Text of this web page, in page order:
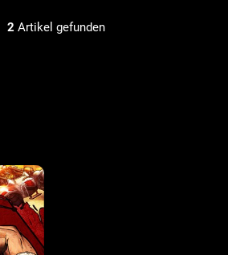
2 Artikel gefunden